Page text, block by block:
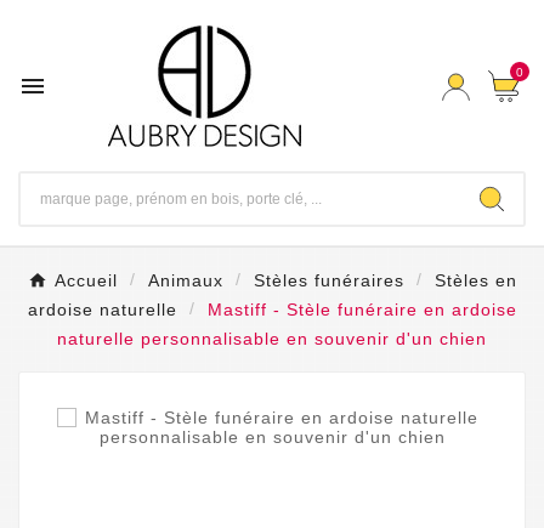
 0
Accueil Animaux Stèles funéraires
Stèles en
ardoise naturelle
Mastiff - Stèle funéraire en ardoise
naturelle personnalisable en souvenir d'un chien